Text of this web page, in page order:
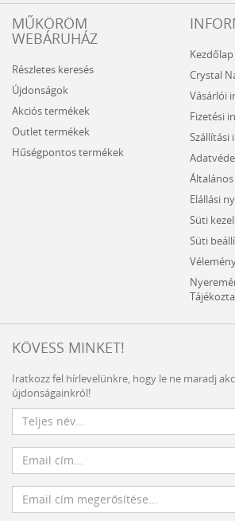
MŰKÖRÖM
WEBÁRUHÁZ
Részletes keresés
Újdonságok
Akciós termékek
Outlet termékek
Hűségpontos termékek
Kezdőlap
Crystal
Vásárlói
Fizetési
Szállítási
Elállási
Süti
Süti
KÖVESS MINKET!
Iratkozz fel hírlevelünkre, hogy le ne maradj
újdonságainkról!